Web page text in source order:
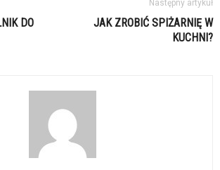
DO
Następny artykuł
JAK ZROBIĆ SPIŻARNIĘ W
KUCHNI?